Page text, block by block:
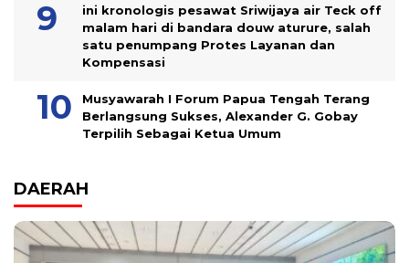
ini kronologis pesawat Sriwijaya air Teck off
malam hari di bandara douw aturure, salah
satu penumpang Protes Layanan dan
Kompensasi
Musyawarah I Forum Papua Tengah Terang
Berlangsung Sukses, Alexander G. Gobay
Terpilih Sebagai Ketua Umum
DAERAH